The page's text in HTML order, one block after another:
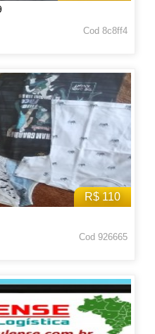
Cod 8c8ff4
R$ 110
Cod 926665